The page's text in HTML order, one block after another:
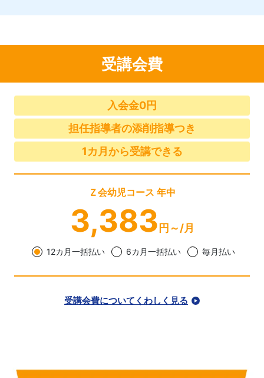
受講会費
入会金0円
担任指導者の添削指導つき
1カ月から受講できる
Ｚ会幼児コース 年中
3,383 円～/月
12カ月一括払い 6カ月一括払い 毎月払い
受講会費についてくわしく見る